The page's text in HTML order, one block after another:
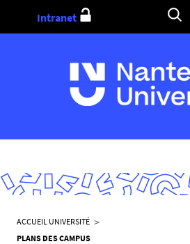
Aller
Intranet
V
o
ACCUEIL UNIVERSITÉ
PLANS DES CAMPUS